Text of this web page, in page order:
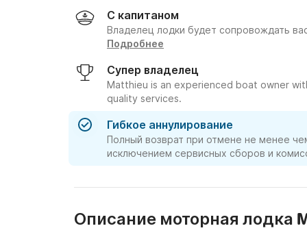
С капитаном
Владелец лодки будет сопровождать
Подробнее
Супер владелец
Matthieu is an experienced boat owner
quality services.
Гибкое аннулирование
Полный возврат при отмене не менее
исключением сервисных сборов и
Описание моторная лодка